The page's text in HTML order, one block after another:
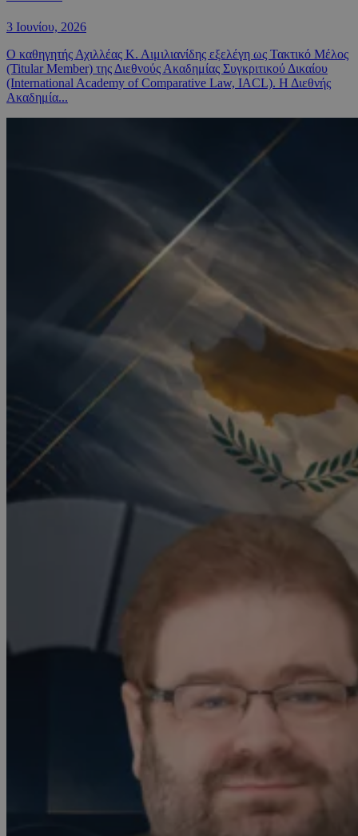
3 Ιουνίου, 2026
Ο καθηγητής Αχιλλέας Κ. Αιμιλιανίδης εξελέγη ως Τακτικό Μέλος
(Titular Member) της Διεθνούς Ακαδημίας Συγκριτικού Δικαίου
(International Academy of Comparative Law, IACL). Η Διεθνής
Ακαδημία...